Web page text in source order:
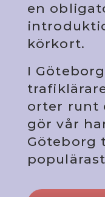
en
körkort.
I
orter runt
gör vår
Göteborg